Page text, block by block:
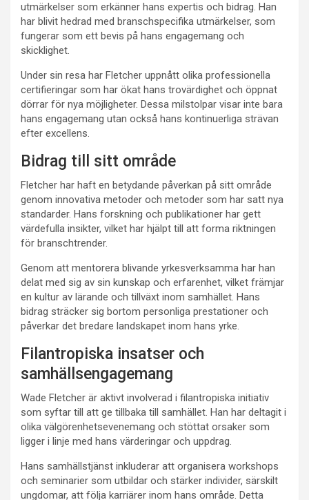
utmärkelser som erkänner hans expertis och bidrag. Han
har blivit hedrad med branschspecifika utmärkelser, som
fungerar som ett bevis på hans engagemang och
skicklighet.
Under sin resa har Fletcher uppnått olika professionella
certifieringar som har ökat hans trovärdighet och öppnat
dörrar för nya möjligheter. Dessa milstolpar visar inte bara
hans engagemang utan också hans kontinuerliga strävan
efter excellens.
Bidrag till sitt område
Fletcher har haft en betydande påverkan på sitt område
genom innovativa metoder och metoder som har satt nya
standarder. Hans forskning och publikationer har gett
värdefulla insikter, vilket har hjälpt till att forma riktningen
för branschtrender.
Genom att mentorera blivande yrkesverksamma har han
delat med sig av sin kunskap och erfarenhet, vilket främjar
en kultur av lärande och tillväxt inom samhället. Hans
bidrag sträcker sig bortom personliga prestationer och
påverkar det bredare landskapet inom hans yrke.
Filantropiska insatser och
samhällsengagemang
Wade Fletcher är aktivt involverad i filantropiska initiativ
som syftar till att ge tillbaka till samhället. Han har deltagit i
olika välgörenhetsevenemang och stöttat orsaker som
ligger i linje med hans värderingar och uppdrag.
Hans samhällstjänst inkluderar att organisera workshops
och seminarier som utbildar och stärker individer, särskilt
ungdomar, att följa karriärer inom hans område. Detta